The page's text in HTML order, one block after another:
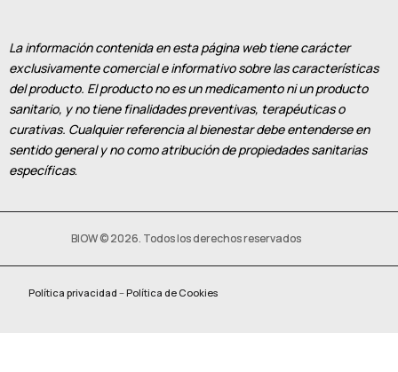
La información contenida en esta página web tiene carácter
exclusivamente comercial e informativo sobre las características
del producto. El producto no es un medicamento ni un producto
sanitario, y no tiene finalidades preventivas, terapéuticas o
curativas. Cualquier referencia al bienestar debe entenderse en
sentido general y no como atribución de propiedades sanitarias
específicas.
BIOW © 2026. Todos los derechos reservados
Política privacidad –Política de Cookies